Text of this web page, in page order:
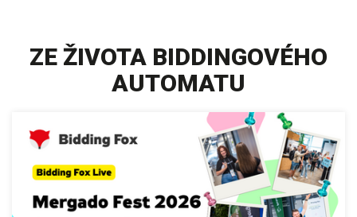
ZE ŽIVOTA BIDDINGOVÉHO
AUTOMATU